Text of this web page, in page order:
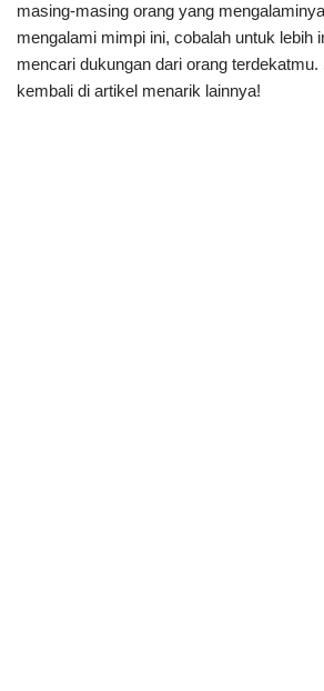
masing-masing orang yang
mengalami mimpi ini, cobalah untuk lebih
mencari dukungan dari orang
kembali di artikel menarik lainnya!